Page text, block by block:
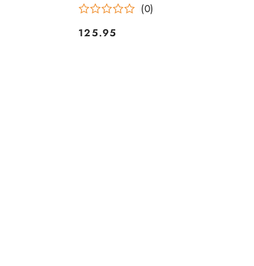
(0)
Preis:
125.95